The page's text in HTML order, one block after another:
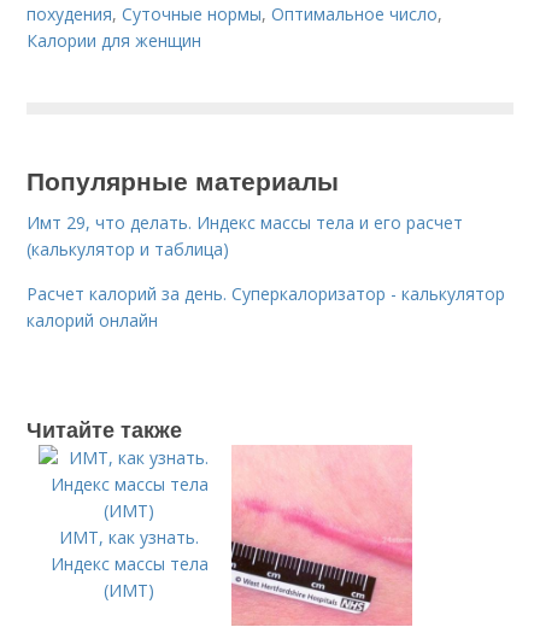
похудения,Суточные нормы,Оптимальное число,
Калории для женщин
Популярные материалы
Имт 29, что делать. Индекс массы тела и его расчет
(калькулятор и таблица)
Расчет калорий за день. Суперкалоризатор - калькулятор
калорий онлайн
Читайте также
ИМТ, как узнать.
Индекс массы тела
(ИМТ)